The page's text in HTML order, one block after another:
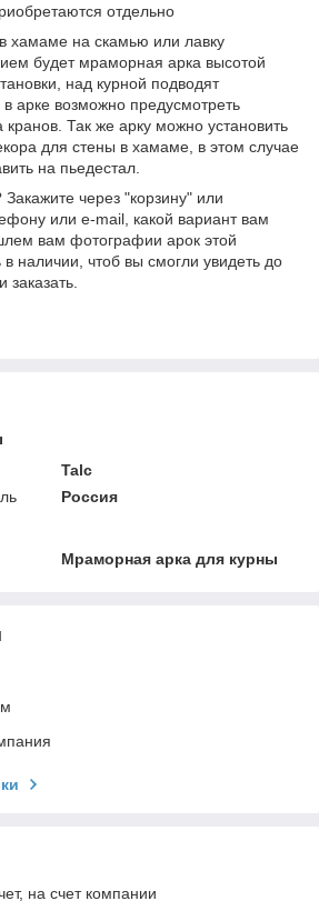
отдельно
хамаме на скамью или лавку
будет мраморная арка высотой
над курной подводят
арке возможно предусмотреть
кранов. Так же арку можно установить
для стены в хамаме, в этом случае
на пьедестал.
через "корзину" или
или e-mail, какой вариант вам
вам фотографии арок этой
наличии, чтоб вы смогли увидеть до
Talc
Россия
Мраморная арка для курны
на счет компании